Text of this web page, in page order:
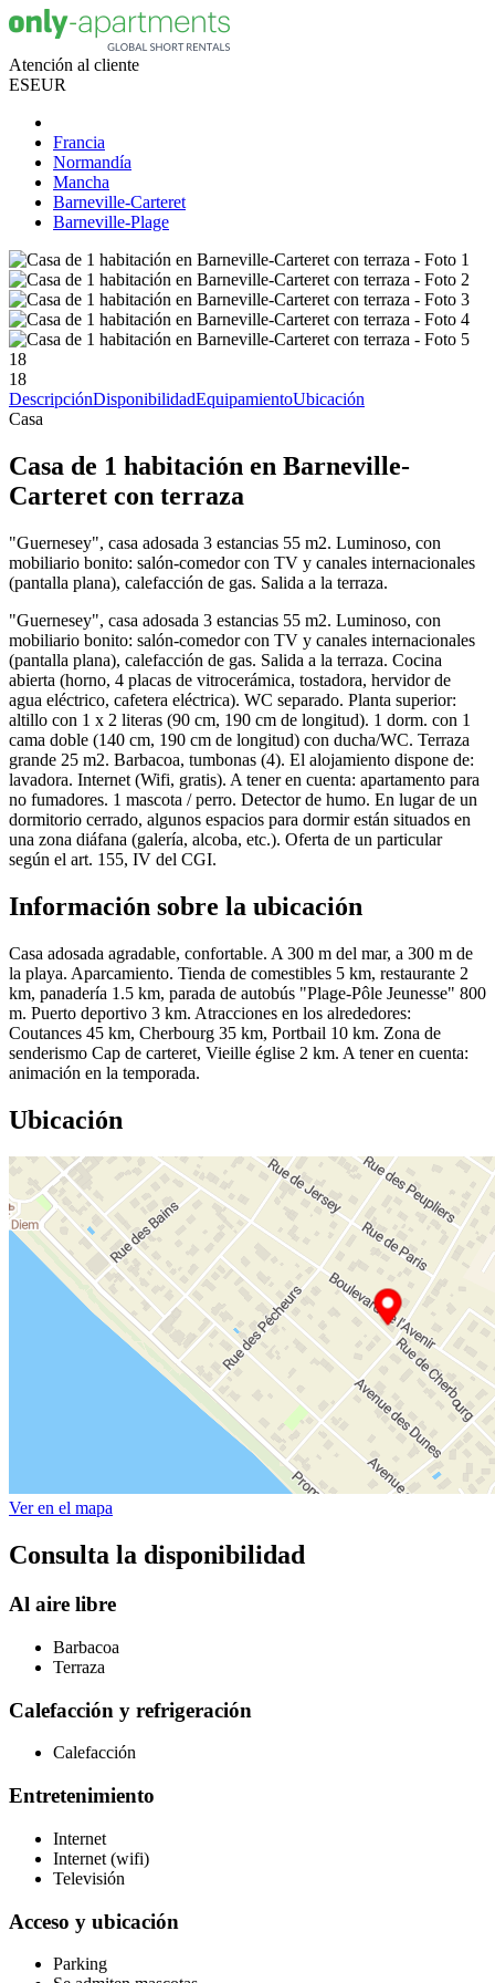
Atención al cliente
ESEUR
Francia
Normandía
Mancha
Barneville-Carteret
Barneville-Plage
18
18
DescripciónDisponibilidadEquipamientoUbicación
Casa
Casa de 1 habitación en Barneville-
Carteret con terraza
"Guernesey", casa adosada 3 estancias 55 m2. Luminoso, con
mobiliario bonito: salón-comedor con TV y canales internacionales
(pantalla plana), calefacción de gas. Salida a la terraza.
"Guernesey", casa adosada 3 estancias 55 m2. Luminoso, con
mobiliario bonito: salón-comedor con TV y canales internacionales
(pantalla plana), calefacción de gas. Salida a la terraza. Cocina
abierta (horno, 4 placas de vitrocerámica, tostadora, hervidor de
agua eléctrico, cafetera eléctrica). WC separado. Planta superior:
altillo con 1 x 2 literas (90 cm, 190 cm de longitud). 1 dorm. con 1
cama doble (140 cm, 190 cm de longitud) con ducha/WC. Terraza
grande 25 m2. Barbacoa, tumbonas (4). El alojamiento dispone de:
lavadora. Internet (Wifi, gratis). A tener en cuenta: apartamento para
no fumadores. 1 mascota / perro. Detector de humo. En lugar de un
dormitorio cerrado, algunos espacios para dormir están situados en
una zona diáfana (galería, alcoba, etc.). Oferta de un particular
según el art. 155, IV del CGI.
Información sobre la ubicación
Casa adosada agradable, confortable. A 300 m del mar, a 300 m de
la playa. Aparcamiento. Tienda de comestibles 5 km, restaurante 2
km, panadería 1.5 km, parada de autobús "Plage-Pôle Jeunesse" 800
m. Puerto deportivo 3 km. Atracciones en los alrededores:
Coutances 45 km, Cherbourg 35 km, Portbail 10 km. Zona de
senderismo Cap de carteret, Vieille église 2 km. A tener en cuenta:
animación en la temporada.
Ubicación
Ver en el mapa
Consulta la disponibilidad
Al aire libre
Barbacoa
Terraza
Calefacción y refrigeración
Calefacción
Entretenimiento
Internet
Internet (wifi)
Televisión
Acceso y ubicación
Parking